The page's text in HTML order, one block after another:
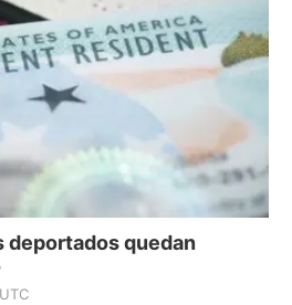
deportados quedan